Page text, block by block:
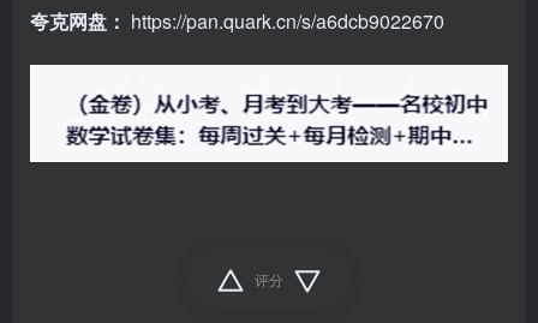
夸克网盘： https://pan.quark.cn/s/a6dcb9022670
评分